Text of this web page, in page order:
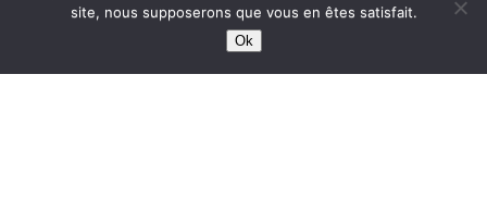
This site is protected bywp-copyrightpro.com
site, nous supposerons que vous en êtes satisfait.
Ok